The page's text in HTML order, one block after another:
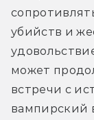
убийств и
может
встречи с
вампирский